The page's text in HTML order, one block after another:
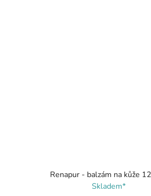
Renapur - balzám na kůže
Skladem*